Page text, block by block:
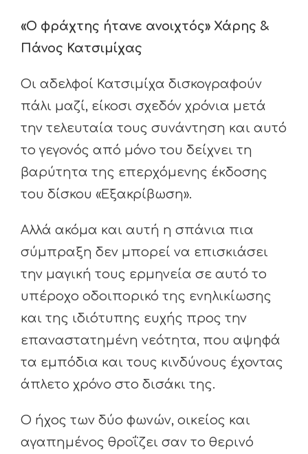
«Ο φράχτης ήτανε ανοιχτός» Χάρης &
Πάνος Κατσιμίχας
Οι αδελφοί Κατσιμίχα δισκογραφούν
πάλι μαζί, είκοσι σχεδόν χρόνια μετά
την τελευταία τους συνάντηση και αυτό
το γεγονός από μόνο του δείχνει τη
βαρύτητα της επερχόμενης έκδοσης
του δίσκου «Εξακρίβωση».
Αλλά ακόμα και αυτή η σπάνια πια
σύμπραξη δεν μπορεί να επισκιάσει
την μαγική τους ερμηνεία σε αυτό το
υπέροχο οδοιπορικό της ενηλικίωσης
και της ιδιότυπης ευχής προς την
επαναστατημένη νεότητα, που αψηφά
τα εμπόδια και τους κινδύνους έχοντας
άπλετο χρόνο στο δισάκι της.
Ο ήχος των δύο φωνών, οικείος και
αγαπημένος θροΐζει σαν το θερινό